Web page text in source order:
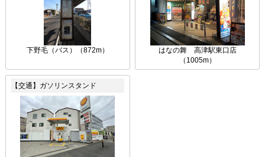
下野毛（バス）（872m）
はなの舞 高津駅東口店
（1005m）
【交通】ガソリンスタンド